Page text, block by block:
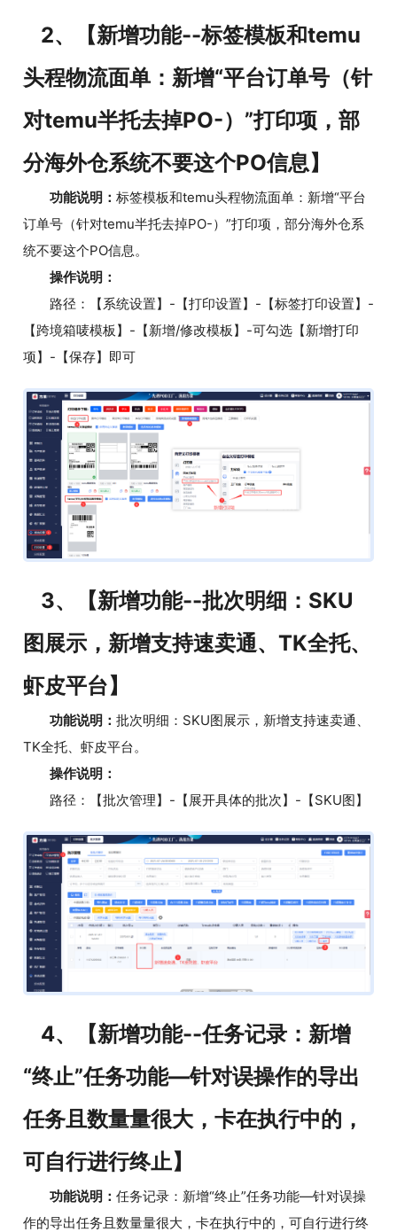
2、【新增功能--标签模板和temu
头程物流面单：新增“平台订单号（针
对temu半托去掉PO-）”打印项，部
分海外仓系统不要这个PO信息】
功能说明： 标签模板和temu头程物流面单：新增“平台
订单号（针对temu半托去掉PO-）”打印项，部分海外仓系
统不要这个PO信息。
操作说明：
路径：【系统设置】-【打印设置】-【标签打印设置】-
【跨境箱唛模板】-【新增/修改模板】-可勾选【新增打印
项】-【保存】即可
3、【新增功能--批次明细：SKU
图展示，新增支持速卖通、TK全托、
虾皮平台】
功能说明： 批次明细：SKU图展示，新增支持速卖通、
TK全托、虾皮平台。
操作说明：
路径：【批次管理】-【展开具体的批次】-【SKU图】
4、【新增功能--任务记录：新增
“终止”任务功能—针对误操作的导出
任务且数量量很大，卡在执行中的，
可自行进行终止】
功能说明： 任务记录：新增“终止”任务功能—针对误操
作的导出任务且数量量很大，卡在执行中的，可自行进行终